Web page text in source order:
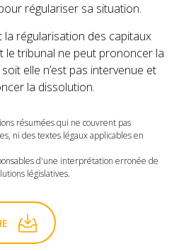
régulariser sa situation.
la régularisation des capitaux
le tribunal ne peut prononcer la
elle n’est pas intervenue et
la dissolution.
résumées qui ne couvrent pas
ni des textes légaux applicables en
d'une interprétation erronée de
législatives.